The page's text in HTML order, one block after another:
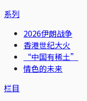
系列
2026伊朗战争
香港世纪大火
“中国有稀土”
情色的未来
栏目